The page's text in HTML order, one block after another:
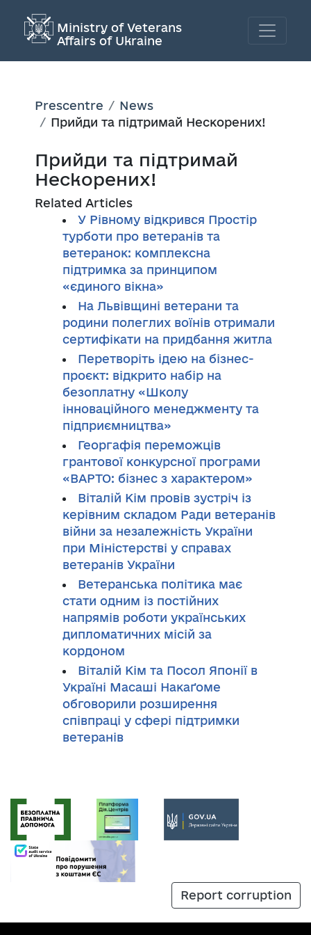
Ministry of Veterans
Affairs of Ukraine
Prescentre
News
Прийди та підтримай Нескорених!
Прийди та підтримай
Нескорених!
Related Articles
У Рівному відкрився Простір
турботи про ветеранів та
ветеранок: комплексна
підтримка за принципом
«єдиного вікна»
На Львівщині ветерани та
родини полеглих воїнів отримали
сертифікати на придбання житла
Перетворіть ідею на бізнес-
проєкт: відкрито набір на
безоплатну «Школу
інноваційного менеджменту та
підприємництва»
Георгафія переможців
грантової конкурсної програми
«ВАРТО: бізнес з характером»
Віталій Кім провів зустріч із
керівним складом Ради ветеранів
війни за незалежність України
при Міністерстві у справах
ветеранів України
Ветеранська політика має
стати одним із постійних
напрямів роботи українських
дипломатичних місій за
кордоном
Віталій Кім та Посол Японії в
Україні Масаші Накаґоме
обговорили розширення
співпраці у сфері підтримки
ветеранів
Report corruption